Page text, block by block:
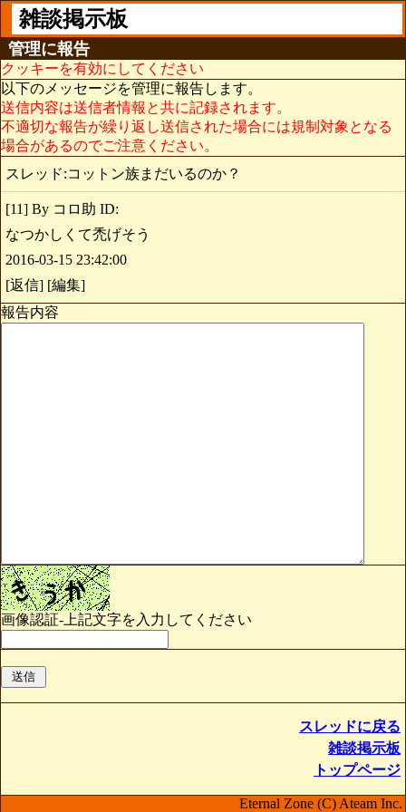
雑談掲示板
管理に報告
クッキーを有効にしてください
以下のメッセージを管理に報告します。
送信内容は送信者情報と共に記録されます。
不適切な報告が繰り返し送信された場合には規制対象となる
場合があるのでご注意ください。
スレッド:コットン族まだいるのか？
[11] By コロ助 ID:
なつかしくて禿げそう
2016-03-15 23:42:00
[返信] [編集]
報告内容
画像認証-上記文字を入力してください
スレッドに戻る
雑談掲示板
トップページ
Eternal Zone (C) Ateam Inc.